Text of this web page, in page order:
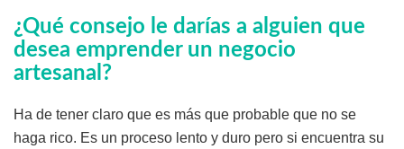
¿Qué consejo le darías a alguien que
desea emprender un negocio
artesanal?
Ha de tener claro que es más que probable que no se
haga rico. Es un proceso lento y duro pero si encuentra su